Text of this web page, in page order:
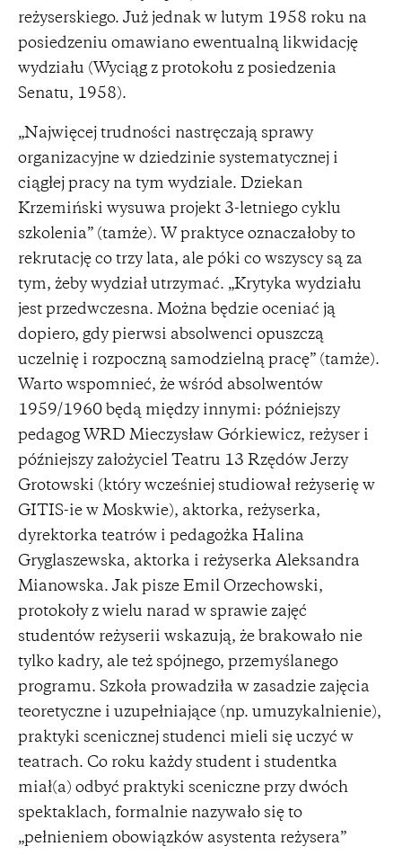
reżyserskiego. Już jednak w lutym 1958 roku na
posiedzeniu omawiano ewentualną likwidację
wydziału (Wyciąg z protokołu z posiedzenia
Senatu, 1958).
„Najwięcej trudności nastręczają sprawy
organizacyjne w dziedzinie systematycznej i
ciągłej pracy na tym wydziale. Dziekan
Krzemiński wysuwa projekt 3-letniego cyklu
szkolenia” (tamże). W praktyce oznaczałoby to
rekrutację co trzy lata, ale póki co wszyscy są za
tym, żeby wydział utrzymać. „Krytyka wydziału
jest przedwczesna. Można będzie oceniać ją
dopiero, gdy pierwsi absolwenci opuszczą
uczelnię i rozpoczną samodzielną pracę” (tamże).
Warto wspomnieć, że wśród absolwentów
1959/1960 będą między innymi: późniejszy
pedagog WRD Mieczysław Górkiewicz, reżyser i
późniejszy założyciel Teatru 13 Rzędów Jerzy
Grotowski (który wcześniej studiował reżyserię w
GITIS-ie w Moskwie), aktorka, reżyserka,
dyrektorka teatrów i pedagożka Halina
Gryglaszewska, aktorka i reżyserka Aleksandra
Mianowska. Jak pisze Emil Orzechowski,
protokoły z wielu narad w sprawie zajęć
studentów reżyserii wskazują, że brakowało nie
tylko kadry, ale też spójnego, przemyślanego
programu. Szkoła prowadziła w zasadzie zajęcia
teoretyczne i uzupełniające (np. umuzykalnienie),
praktyki scenicznej studenci mieli się uczyć w
teatrach. Co roku każdy student i studentka
miał(a) odbyć praktyki sceniczne przy dwóch
spektaklach, formalnie nazywało się to
„pełnieniem obowiązków asystenta reżysera”